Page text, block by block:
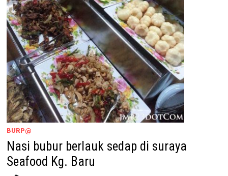
BURP@
Nasi bubur berlauk sedap di suraya
Seafood Kg. Baru